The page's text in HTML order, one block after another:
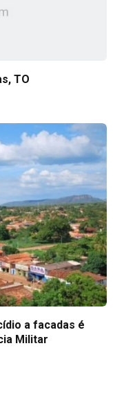
TO
a facadas é
Militar